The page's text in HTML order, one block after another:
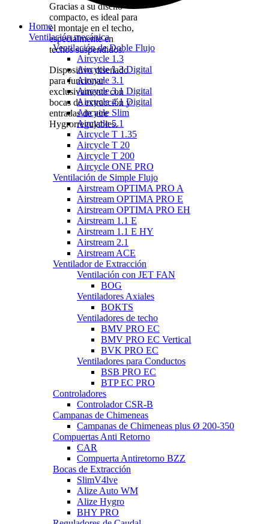
Gracias a su diseńo
compacto, es ideal para
el montaje en el techo,
especialmente en
techos suspendidos.
Dispositivo diseńado
para funcionar
exclusivamente con
bocas de extracción y
entradas de aire
Hygrorregulables.
Home
Ventilación mecánica
Ventilación de Doble Flujo
Aircycle 1.3
Aircycle 1.3 Digital
Aircycle 3.1
Aircycle 3.1 Digital
Aircycle 4.1 Digital
Aircycle Slim
Aircycle 5.1
Aircycle T 1.35
Aircycle T 20
Aircycle T 200
Aircycle ONE PRO
Ventilación de Simple Flujo
Airstream OPTIMA PRO A
Airstream OPTIMA PRO E
Airstream OPTIMA PRO EH
Airstream 1.1 E
Airstream 1.1 E HY
Airstream 2.1
Airstream ACE
Ventilador de Extracción
Ventilación con JET FAN
BOG
Ventiladores Axiales
BOKTS
Ventiladores de techo
BMV PRO EC
BMV PRO EC Vertical
BVK PRO EC
Ventiladores para Conductos
BSB PRO EC
BTP EC PRO
Controladores
Controlador CSR-B
Campanas de Chimeneas
Campanas de Chimeneas plus Ø 200-350
Compuertas Anti Retorno
CAR
Compuerta Antiretorno BZZ
Bocas de Extracción
SlimV4lve
Alize Auto WM
Alize Hygro
BHY PRO